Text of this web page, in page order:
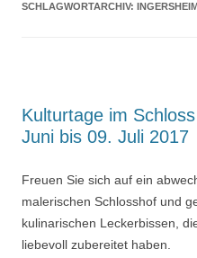
SCHLAGWORTARCHIV:
Kulturtage im
Juni bis 09. Juli 2017
Freuen Sie sich auf ein
malerischen Schlosshof und
kulinarischen Leckerbissen,
liebevoll zubereitet haben.